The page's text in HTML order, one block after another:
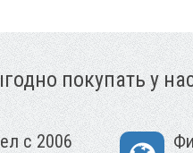
покупать у
с 2006